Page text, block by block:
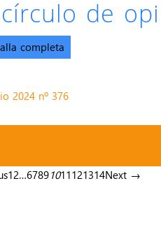
de
completa
2024 nº 376
12…67891011121314Next →